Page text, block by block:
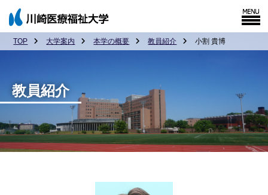
TOP 大学案内 本学の概要 教員紹介 小割 貴博
教員紹介